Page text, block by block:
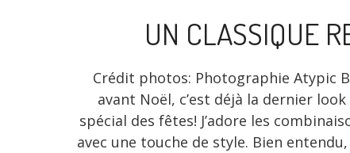
UN CLASSIQUE
Crédit photos: Photographie Atypic
avant Noël, c’est déjà la dernier
spécial des fêtes! J’adore les
avec une touche de style. Bien